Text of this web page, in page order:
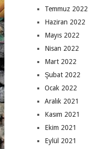
Temmuz 2022
Haziran 2022
Mayıs 2022
Nisan 2022
Mart 2022
Şubat 2022
Ocak 2022
Aralık 2021
Kasım 2021
Ekim 2021
Eylül 2021